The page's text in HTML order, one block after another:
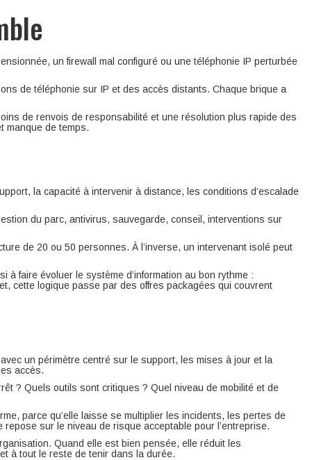
un firewall mal configuré ou une téléphonie IP perturbée
de téléphonie sur IP et des accès distants. Chaque brique a
de renvois de responsabilité et une résolution plus rapide des
manque de temps.
la capacité à intervenir à distance, les conditions d’escalade
du parc, antivirus, sauvegarde, conseil, interventions sur
de 20 ou 50 personnes. À l’inverse, un intervenant isolé peut
faire évoluer le système d’information au bon rythme :
cette logique passe par des offres packagées qui couvrent
un périmètre centré sur le support, les mises à jour et la
accès.
? Quels outils sont critiques ? Quel niveau de mobilité et de
parce qu’elle laisse se multiplier les incidents, les pertes de
sur le niveau de risque acceptable pour l’entreprise.
Quand elle est bien pensée, elle réduit les
à tout le reste de tenir dans la durée.